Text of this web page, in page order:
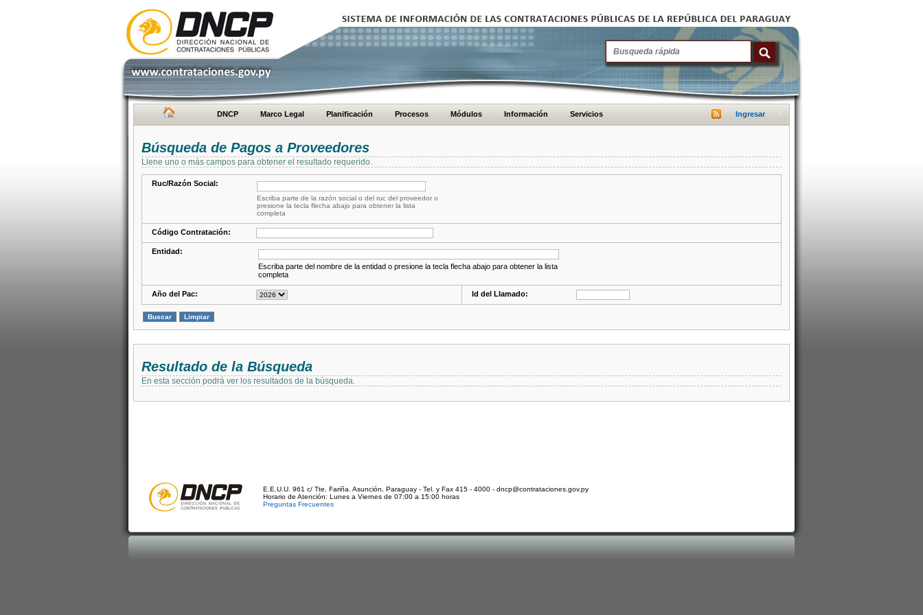
DNCP Marco Legal Planificación Procesos Módulos Información Servicios Ingresar
Búsqueda de Pagos a Proveedores
Llene uno o más campos para obtener el resultado requerido.
Ruc/Razón Social:
Escriba parte de la razón social o del ruc del proveedor o
presione la tecla flecha abajo para obtener la lista
completa
Código Contratación:
Entidad:
Escriba parte del nombre de la entidad o presione la tecla flecha abajo para obtener la lista
completa
Año del Pac: Id del Llamado:
Resultado de la Búsqueda
En esta sección podrá ver los resultados de la búsqueda.
E.E.U.U. 961 c/ Tte. Fariña. Asunción, Paraguay - Tel. y Fax 415 - 4000 - dncp@contrataciones.gov.py
Horario de Atención: Lunes a Viernes de 07:00 a 15:00 horas
Preguntas Frecuentes